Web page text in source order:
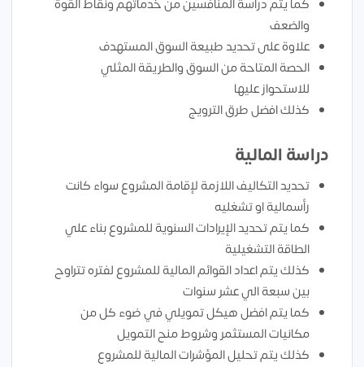
كما يتم دراسة المنافسين من خدماتهم ونقاط القوة
والضعف
علاوة على تحديد طبيعة السوق المستهدف
الحصة المتاحة من السوق والطريقة المثلي
للاستحواز عليها
كذلك افضل طرق الترويج
دراسة المالية
تحديد التكاليف اللازمة لإقامة المشروع سواء كانت
رأسمالية او تشغليه
كما يتم تحديد الإيرادات السنوية للمشروع بناء علي
الطاقة التشغيلية
كذلك يتم اعداد القوائم المالية للمشروع لفتره تتراوح
بين سبعة الي عشر سنوات
كما يتم افضل هيكل تمويلي في ضوء كل من
مكانيات المستثمر وشروط منح التمويل
كذلك يتم تحليل المؤشرات المالية للمشروع